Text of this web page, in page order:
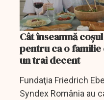
Cât înseamnă
pentru ca o
un trai decent
Fundaţia Friedrich
Syndex România au